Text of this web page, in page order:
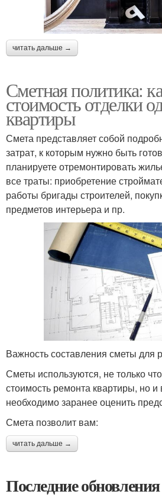
читать дальше →
Сметная политика:
стоимость отделки
квартиры
Смета представляет собой
затрат, к которым нужно быть
планируете отремонтировать
все траты: приобретение
работы бригады строителей,
предметов интерьера и пр.
Важность составления сметы для
Сметы используются, не только
стоимость ремонта квартиры, но и
необходимо заранее оценить
Смета позволит вам:
читать дальше →
Последние